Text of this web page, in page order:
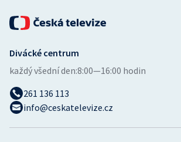
Veslování
Vodní slalom
Volejbal
Ostatní
Divácké centrum
každý všední den:8:00—16:00 hodin
261 136 113
info@ceskatelevize.cz